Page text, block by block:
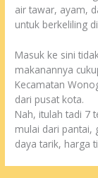
air tawar, ayam,
untuk berkeliling
Masuk ke sini
makanannya
Kecamatan
dari pusat kota.
Nah, itulah tadi 7
mulai dari pantai,
daya tarik, harga